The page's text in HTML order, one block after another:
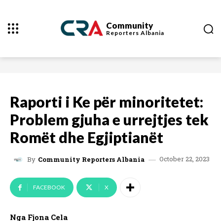
Community
Reporters Albania
Raporti i Ke për minoritetet:
Problem gjuha e urrejtjes tek
Romët dhe Egjiptianët
By Community Reporters Albania October 22, 2023
FACEBOOK X
Nga Fjona Cela